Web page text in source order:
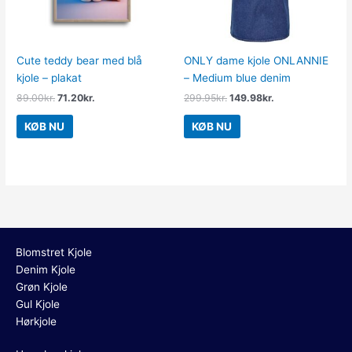
Cute teddy bear med blå
kjole – plakat
89.00kr. 71.20kr.
KØB NU
ONLY dame kjole ONLANNIE
– Medium blue denim
299.95kr. 149.98kr.
KØB NU
Blomstret Kjole
Denim Kjole
Grøn Kjole
Gul Kjole
Hørkjole